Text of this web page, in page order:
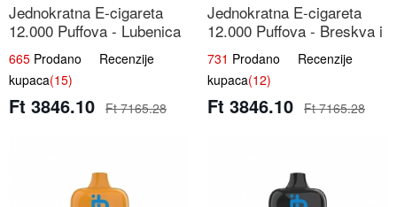
Jednokratna E-cigareta
12.000 Puffova - Lubenica
Sladoled | Ljetna Desertna
Aroma
665 Prodano Recenzije
kupaca(15)
Ft 3846.10 Ft 7165.28
Jednokratna E-cigareta
12.000 Puffova - Breskva i
Voćni Sok | Osježavajuća
Voćna Mješavina
731 Prodano Recenzije
kupaca(12)
Ft 3846.10 Ft 7165.28